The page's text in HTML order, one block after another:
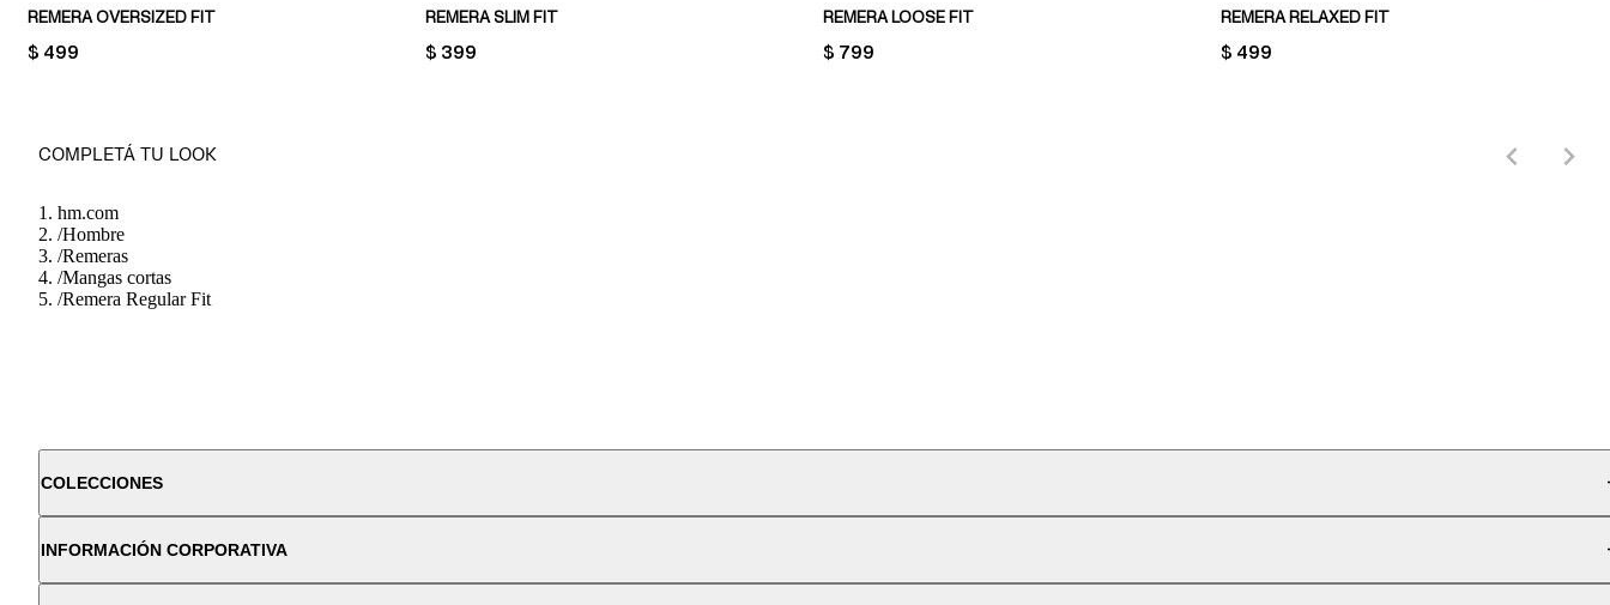
REMERA OVERSIZED FIT
PRICE:
$ 499
REMERA SLIM FIT
PRICE:
$ 399
REMERA LOOSE FIT
PRICE:
$ 799
REMERA RELAXED FIT
PRICE:
$ 499
COMPLETÁ TU LOOK
hm.com
/Hombre
/Remeras
/Mangas cortas
/Remera Regular Fit
COLECCIONES
INFORMACIÓN CORPORATIVA